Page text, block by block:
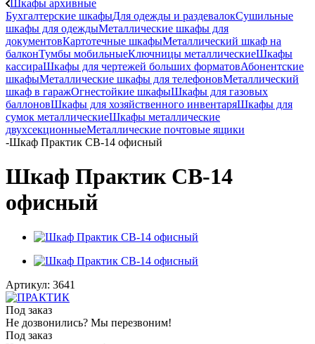
Шкафы архивные
Бухгалтерские шкафыДля одежды и раздевалокСушильные
шкафы для одеждыМеталлические шкафы для
документовКартотечные шкафыМеталлический шкаф на
балконТумбы мобильныеКлючницы металлическиеШкафы
кассираШкафы для чертежей больших форматовАбонентские
шкафыМеталлические шкафы для телефоновМеталлический
шкаф в гаражОгнестойкие шкафыШкафы для газовых
баллоновШкафы для хозяйственного инвентаряШкафы для
сумок металлическиеШкафы металлические
двухсекционныеМеталлические почтовые ящики
-Шкаф Практик СВ-14 офисный
Шкаф Практик СВ-14
офисный
Артикул: 3641
Под заказ
Не дозвонились? Мы перезвоним!
Под заказ